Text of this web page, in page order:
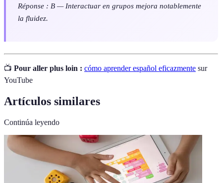
Réponse : B — Interactuar en grupos mejora notablemente
la fluidez.
📺 Pour aller plus loin : cómo aprender español eficazmente sur
YouTube
Artículos similares
Continúa leyendo